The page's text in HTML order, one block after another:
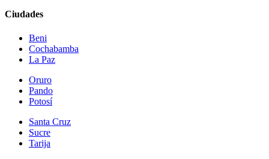
Ciudades
Beni
Cochabamba
La Paz
Oruro
Pando
Potosí
Santa Cruz
Sucre
Tarija